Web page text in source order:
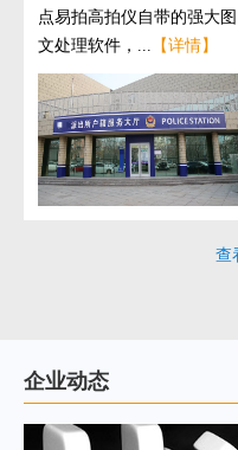
点易拍高拍仪自带的强大图
文处理软件，... 【详情】
查
企业动态